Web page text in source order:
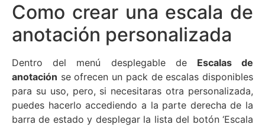
Como crear una escala de
anotación personalizada
Dentro del menú desplegable de Escalas de
anotación se ofrecen un pack de escalas disponibles
para su uso, pero, si necesitaras otra personalizada,
puedes hacerlo accediendo a la parte derecha de la
barra de estado y desplegar la lista del botón ‘Escala